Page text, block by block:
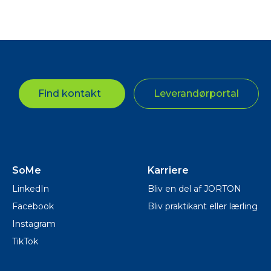
Find kontakt Leverandørportal
SoMe
LinkedIn
Facebook
Instagram
TikTok
Karriere
Bliv en del af JORTON
Bliv praktikant eller lærling